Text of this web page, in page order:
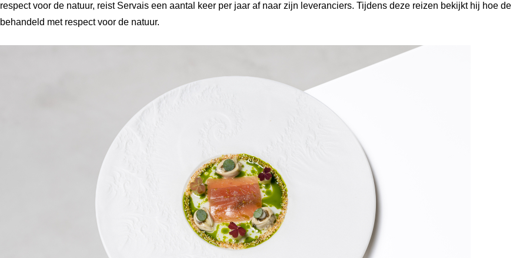
respect voor de natuur, reist Servais een aantal keer per jaar af naar zijn leveranciers. Tijdens deze reizen bekijkt hij hoe
behandeld met respect voor de natuur.